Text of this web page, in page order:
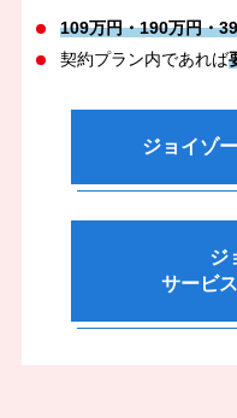
109万円・190万円・
契約プラン内であれば
ジョイゾ
ジ
サービ